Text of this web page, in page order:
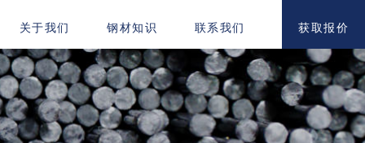
关于我们 钢材知识 联系我们 获取报价